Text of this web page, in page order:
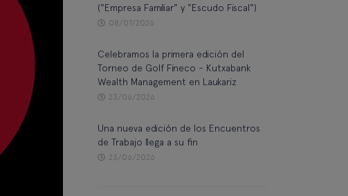
("Empresa Familiar" y "Escudo Fiscal")
08/07/2026
Celebramos la primera edición del
Torneo de Golf Fineco - Kutxabank
Wealth Management en Laukariz
23/06/2026
Una nueva edición de los Encuentros
de Trabajo llega a su fin
23/06/2026